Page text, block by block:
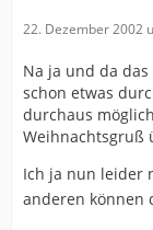
22. Dezember 2002
Na ja und da
schon etwas
durchaus
Weihnachtsgruß
Ich ja nun leider
anderen können